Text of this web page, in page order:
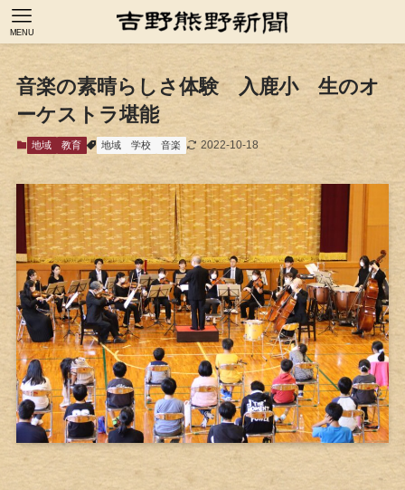
MENU
音楽の素晴らしさ体験 入鹿小 生のオ
ーケストラ堪能
地域 教育 地域 学校 音楽 2022-10-18